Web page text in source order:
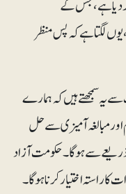
کر دیا ہے، جس کے
یوں لگتا ہے کہ پس منظر
سمجھتے ہیں کہ ہمارے
اور مبالغہ آمیزی سے حل
سے ہوگا۔ حکومت آزاد
راستہ اختیار کرنا ہوگا۔